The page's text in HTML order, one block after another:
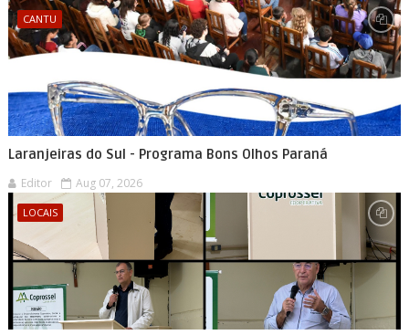
CANTU
Laranjeiras do Sul - Programa Bons Olhos Paraná
Editor Aug 07, 2026
LOCAIS